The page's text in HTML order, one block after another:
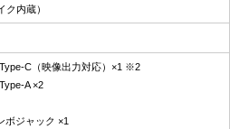
ク内蔵）
C（映像出力対応）×1 ※2
A ×2
ボジャック ×1